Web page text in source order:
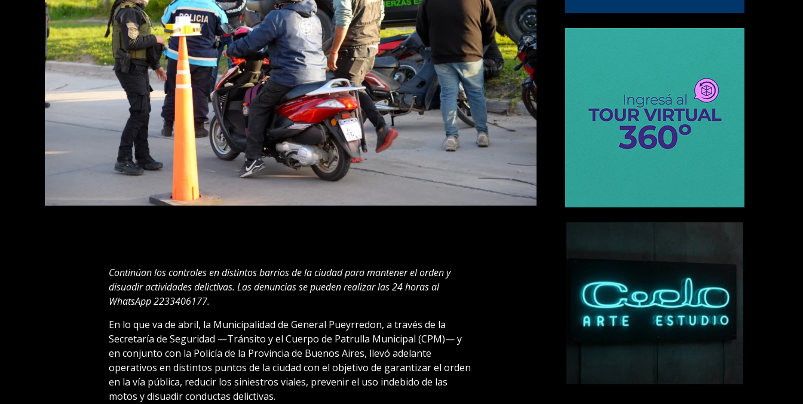
Continúan los controles en distintos barrios de la ciudad para mantener el orden y
disuadir actividades delictivas. Las denuncias se pueden realizar las 24 horas al
WhatsApp 2233406177.
En lo que va de abril, la Municipalidad de General Pueyrredon, a través de la
Secretaría de Seguridad —Tránsito y el Cuerpo de Patrulla Municipal (CPM)— y
en conjunto con la Policía de la Provincia de Buenos Aires, llevó adelante
operativos en distintos puntos de la ciudad con el objetivo de garantizar el orden
en la vía pública, reducir los siniestros viales, prevenir el uso indebido de las
motos y disuadir conductas delictivas.